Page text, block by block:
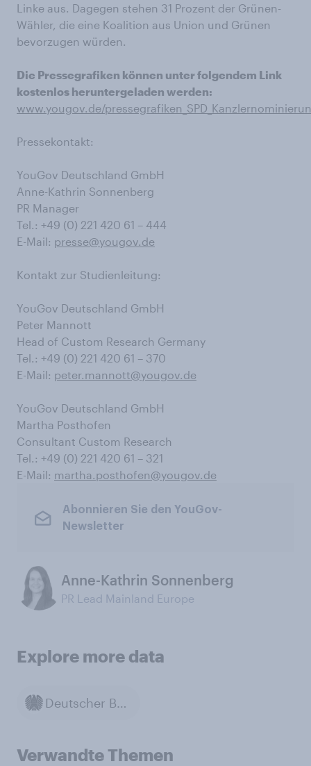
Linke aus. Dagegen stehen 31 Prozent der Grünen-
Wähler, die eine Koalition aus Union und Grünen
bevorzugen würden.
Die Pressegrafiken können unter folgendem Link
kostenlos heruntergeladen werden:
www.yougov.de/
Pressekontakt:
YouGov Deutschland GmbH
Anne-Kathrin Sonnenberg
PR Manager
Tel.: +49 (0) 221 420 61 – 444
E-Mail: presse@yougov.de
Kontakt zur Studienleitung:
YouGov Deutschland GmbH
Peter Mannott
Head of Custom Research Germany
Tel.: +49 (0) 221 420 61 – 370
E-Mail: peter.mannott@yougov.de
YouGov Deutschland GmbH
Martha Posthofen
Consultant Custom Research
Tel.: +49 (0) 221 420 61 – 321
E-Mail: martha.posthofen@yougov.de
Abonnieren Sie den YouGov-
Newsletter
Anne-Kathrin Sonnenberg
PR Lead Mainland Europe
Explore more data
Deutscher Bundestag
Verwandte Themen